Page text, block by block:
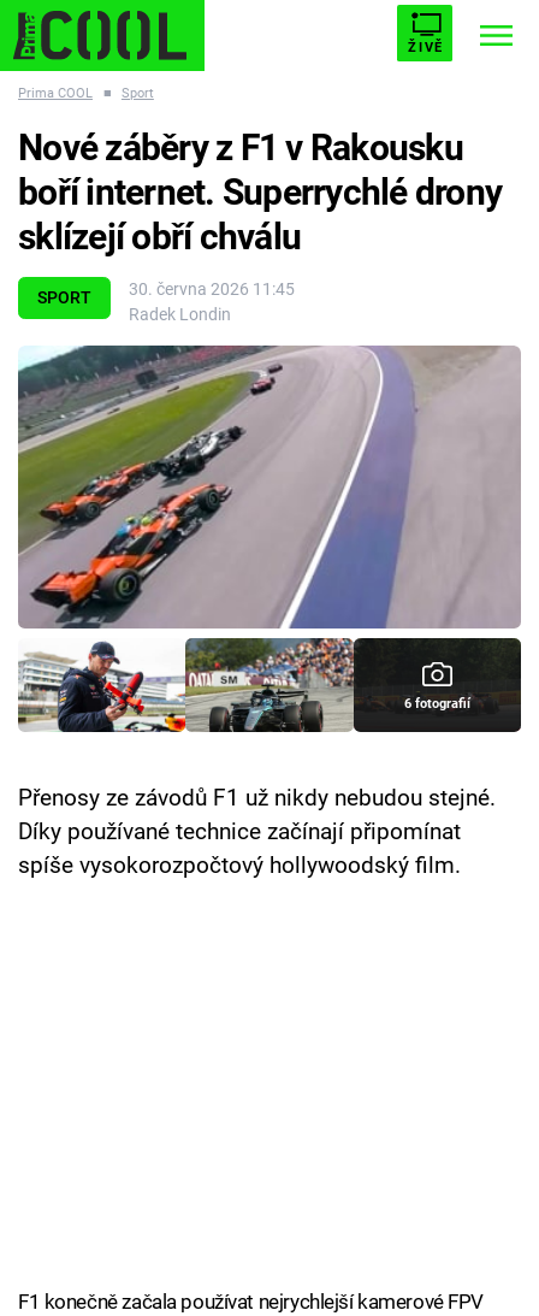
ŽIVĚ
ESCAPE PLNEJ KOTEL AVENGERS 5
Témata
Filmy
Seriály
Hry
Cool Esport
Pořady
TV Program
Přihlášení
Prima COOL ■ Sport
SPORT
30. června 2026 11:45
Radek Londin
Nové záběry z F1 v Rakousku
boří internet. Superrychlé drony
sklízejí obří chválu
6 fotografií
Přenosy ze závodů F1 už nikdy nebudou stejné.
Díky používané technice začínají připomínat
spíše vysokorozpočtový hollywoodský film.
F1 konečně začala používat nejrychlejší kamerové FPV